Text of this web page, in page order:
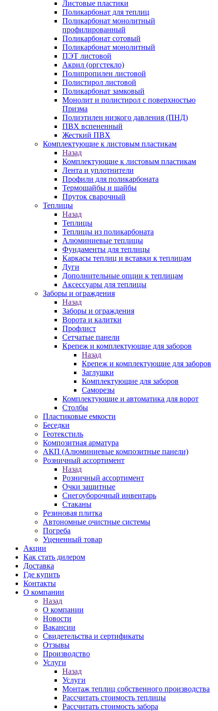
Листовые пластики
Поликарбонат для теплиц
Поликарбонат монолитный
профилированный
Поликарбонат сотовый
Поликарбонат монолитный
ПЭТ листовой
Акрил (оргстекло)
Полипропилен листовой
Полистирол листовой
Поликарбонат замковый
Монолит и полистирол с поверхностью
Призма
Полиэтилен низкого давления (ПНД)
ПВХ вспененный
Жесткий ПВХ
Комплектующие к листовым пластикам
Назад
Комплектующие к листовым пластикам
Лента и уплотнители
Профили для поликарбоната
Термошайбы и шайбы
Пруток сварочный
Теплицы
Назад
Теплицы
Теплицы из поликарбоната
Алюминиевые теплицы
Фундаменты для теплицы
Каркасы теплиц и вставки к теплицам
Дуги
Дополнительные опции к теплицам
Аксессуары для теплицы
Заборы и ограждения
Назад
Заборы и ограждения
Ворота и калитки
Профлист
Сетчатые панели
Крепеж и комплектующие для заборов
Назад
Крепеж и комплектующие для заборов
Заглушки
Комплектующие для заборов
Саморезы
Комплектующие и автоматика для ворот
Столбы
Пластиковые емкости
Беседки
Геотекстиль
Композитная арматура
АКП (Алюминиевые композитные панели)
Розничный ассортимент
Назад
Розничный ассортимент
Очки защитные
Снегоуборочный инвентарь
Стаканы
Резиновая плитка
Автономные очистные системы
Погреба
Уцененный товар
Акции
Как стать дилером
Доставка
Где купить
Контакты
О компании
Назад
О компании
Новости
Вакансии
Свидетельства и сертификаты
Отзывы
Производство
Услуги
Назад
Услуги
Монтаж теплиц собственного производства
Рассчитать стоимость теплицы
Рассчитать стоимость забора